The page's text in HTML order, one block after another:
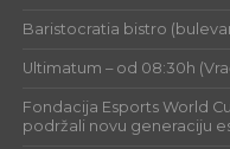
Baristocratia bistro
Ultimatum – od 08:30h
Fondacija Esports World
podržali novu generaciju